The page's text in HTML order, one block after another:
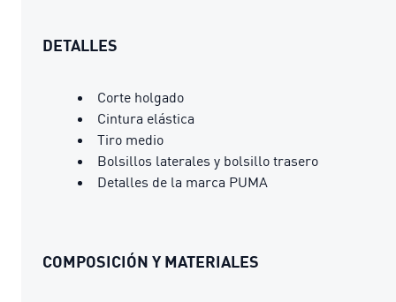
DETALLES
Corte holgado
Cintura elástica
Tiro medio
Bolsillos laterales y bolsillo trasero
Detalles de la marca PUMA
COMPOSICIÓN Y MATERIALES